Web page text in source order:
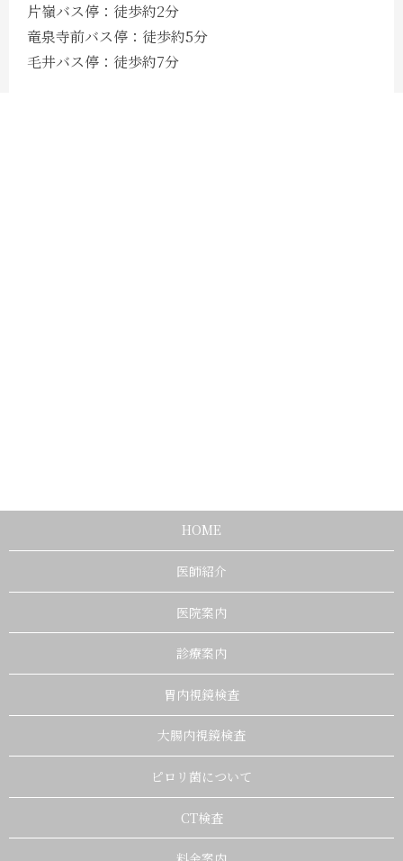
片嶺バス停：​徒歩約2分
竜泉寺前バス停：​徒歩約5分
毛井バス停：​徒歩約7分
HOME
医師紹介
医院案内
診療案内
胃内視鏡検査
大腸内視鏡検査
ピロリ菌について
CT検査